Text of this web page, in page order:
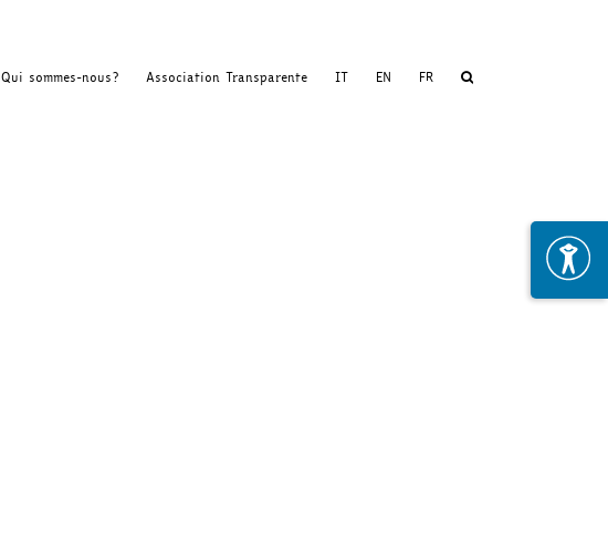
Qui sommes-nous? Association Transparente IT EN FR